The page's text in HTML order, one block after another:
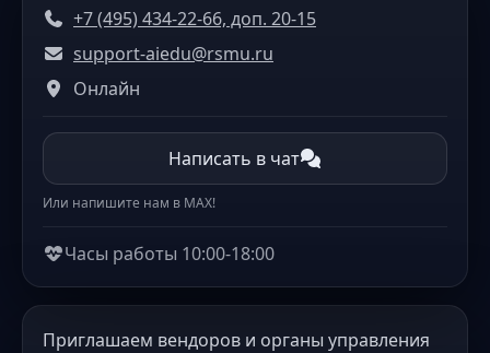
+7 (495) 434-22-66, доп. 20-15
support-aiedu@rsmu.ru
Онлайн
Написать в чат
Или напишите нам в MAX!
Часы работы 10:00-18:00
Приглашаем вендоров и органы управления